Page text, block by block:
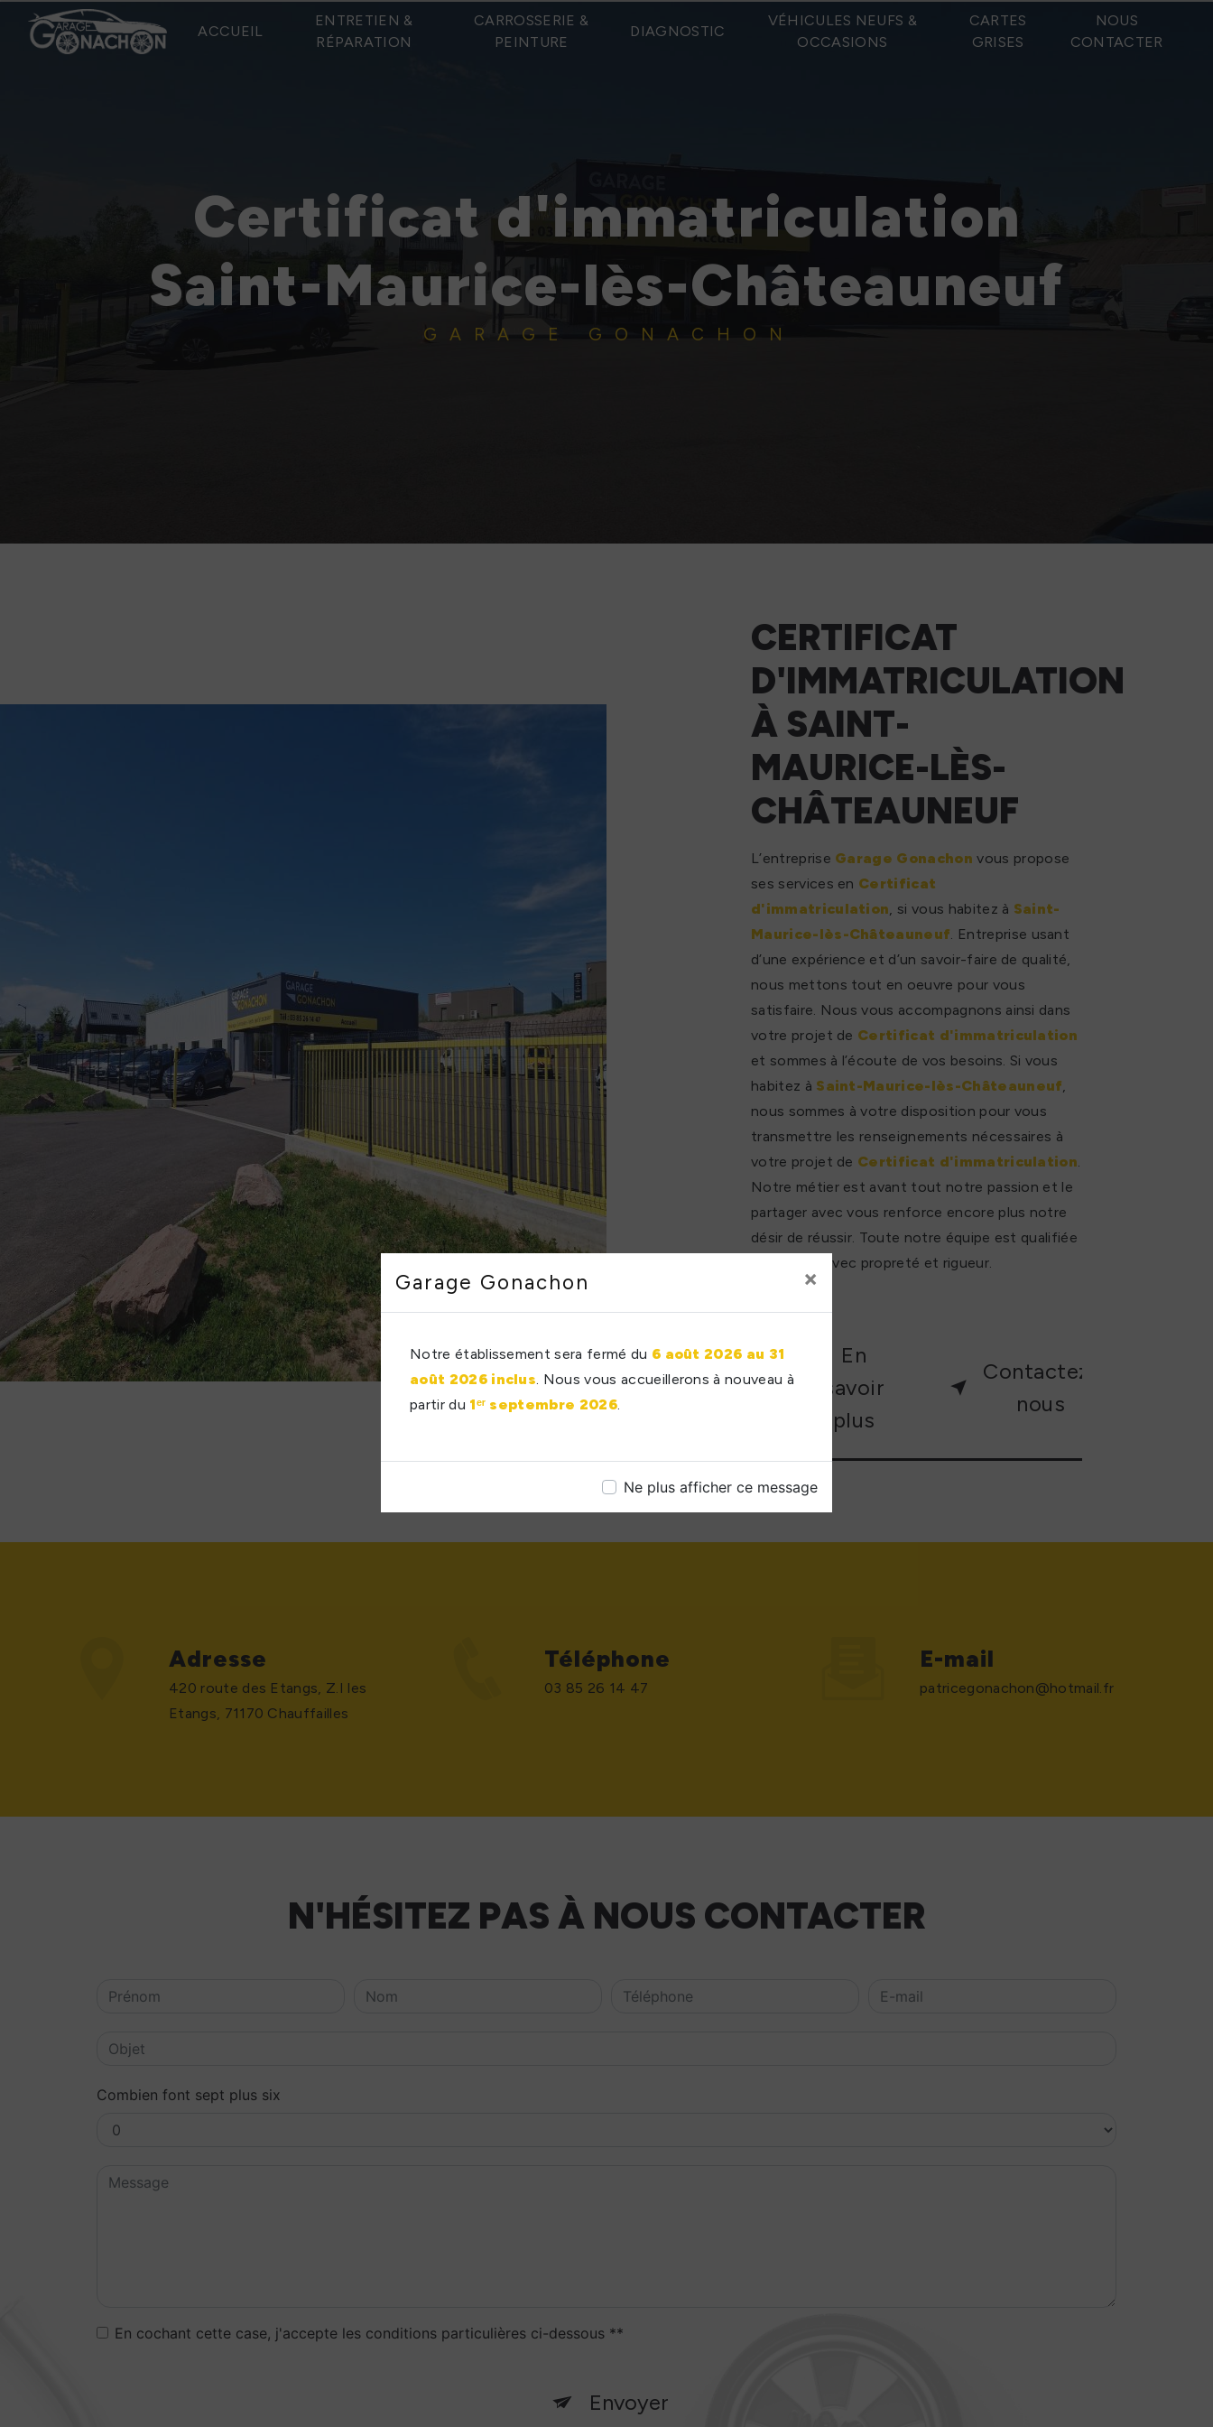
Garage Gonachon ×
Notre établissement sera fermé du 6 août 2026 au 31
août 2026 inclus. Nous vous accueillerons à nouveau à
partir du 1ᵉʳ septembre 2026.
Ne plus afficher ce message
ACCUEIL
ENTRETIEN &
RÉPARATION
CARROSSERIE &
PEINTURE
DIAGNOSTIC
VÉHICULES NEUFS &
OCCASIONS
CARTES
GRISES
NOUS
CONTACTER
Certificat d'immatriculation
Saint-Maurice-lès-Châteauneuf
GARAGE GONACHON
CERTIFICAT
D'IMMATRICULATION
À SAINT-
MAURICE-LÈS-
CHÂTEAUNEUF
L’entreprise Garage Gonachon vous propose
ses services en Certificat
d'immatriculation, si vous habitez à Saint-
Maurice-lès-Châteauneuf. Entreprise usant
d’une expérience et d’un savoir-faire de qualité,
nous mettons tout en oeuvre pour vous
satisfaire. Nous vous accompagnons ainsi dans
votre projet de Certificat d'immatriculation
et sommes à l’écoute de vos besoins. Si vous
habitez à Saint-Maurice-lès-Châteauneuf,
nous sommes à votre disposition pour vous
transmettre les renseignements nécessaires à
votre projet de Certificat d'immatriculation.
Notre métier est avant tout notre passion et le
partager avec vous renforce encore plus notre
désir de réussir. Toute notre équipe est qualifiée
et travaille avec propreté et rigueur.
En
savoir
plus
Contactez-
nous
Adresse
420 route des Etangs, Z.I les
Etangs, 71170 Chauffailles
Téléphone
03 85 26 14 47
E-mail
patricegonachon@hotmail.fr
N'HÉSITEZ PAS À NOUS CONTACTER
Combien font sept plus six
En cochant cette case, j'accepte les conditions particulières ci-dessous **
Envoyer
Panneau de gestion des cookies